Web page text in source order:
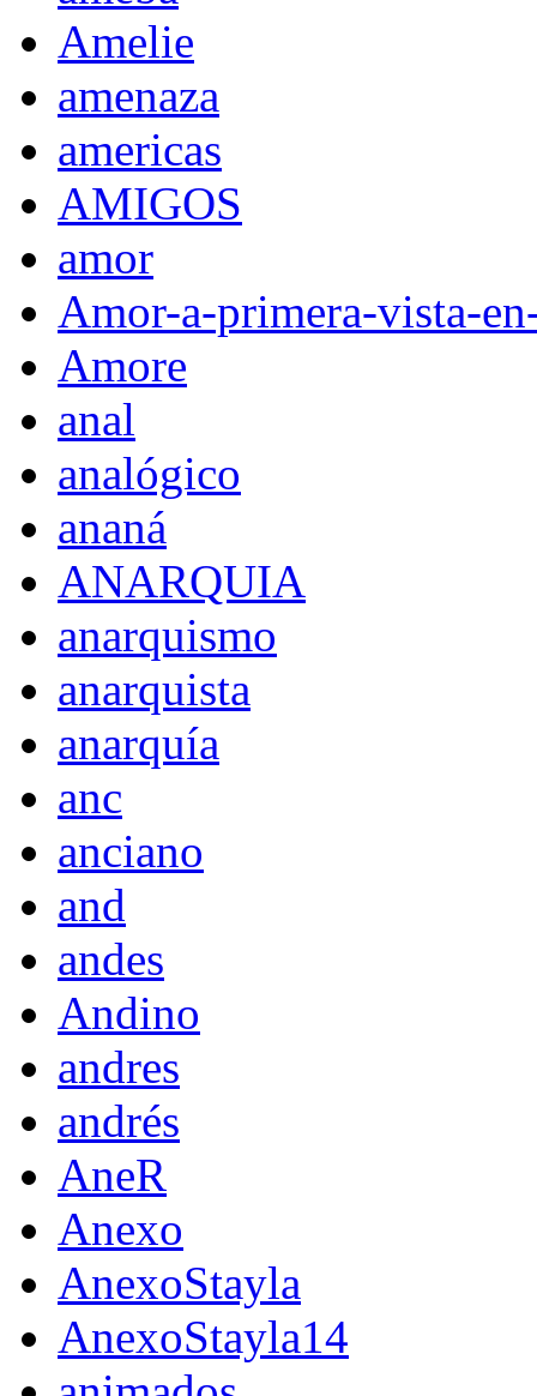
Amelie
amenaza
americas
AMIGOS
amor
Amor-a-primera-vista-
Amore
anal
analógico
ananá
ANARQUIA
anarquismo
anarquista
anarquía
anc
anciano
and
andes
Andino
andres
andrés
AneR
Anexo
AnexoStayla
AnexoStayla14